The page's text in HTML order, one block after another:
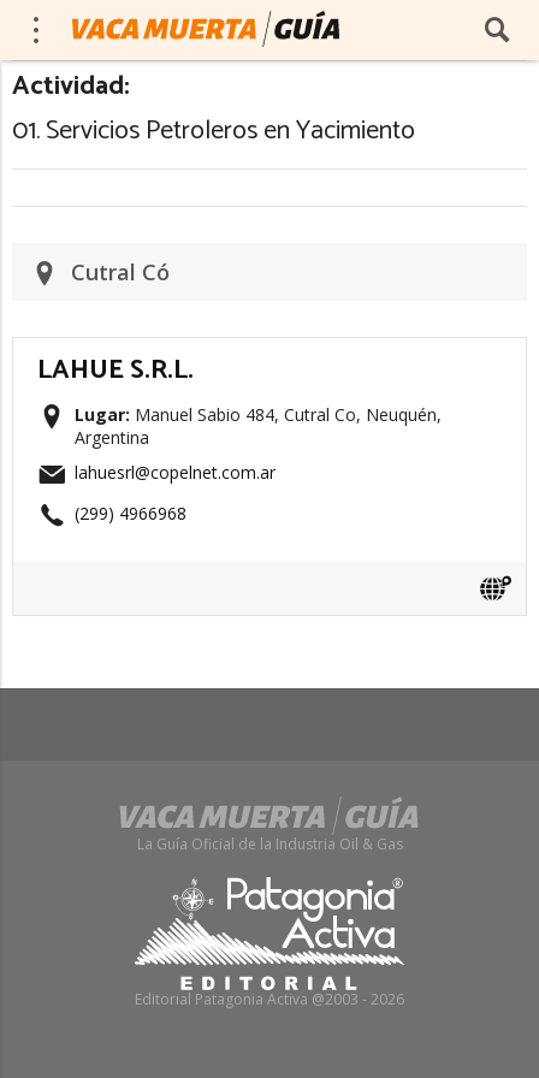
Actividad:
01. Servicios Petroleros en Yacimiento
Cutral Có
LAHUE S.R.L.
Lugar: Manuel Sabio 484, Cutral Co, Neuquén,
Argentina
lahuesrl@copelnet.com.ar
(299) 4966968
La Guía Oficial de la Industria Oil & Gas
Editorial Patagonia Activa @2003 - 2026